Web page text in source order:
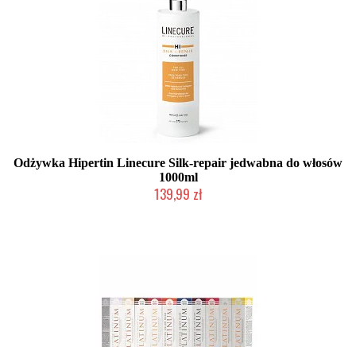
Odżywka Hipertin Linecure Silk-repair jedwabna do włosów
1000ml
139,99 zł